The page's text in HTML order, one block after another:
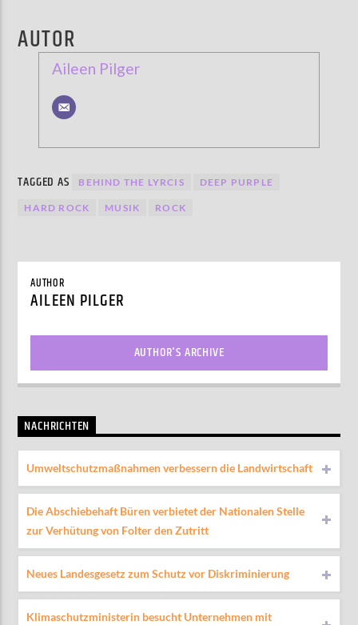
AUTOR
Aileen Pilger
TAGGED AS BEHIND THE LYRCIS DEEP PURPLE
HARD ROCK MUSIK ROCK
AUTHOR
AILEEN PILGER
AUTHOR'S ARCHIVE
NACHRICHTEN
Umweltschutzmaßnahmen verbessern die Landwirtschaft
Die Abschiebehaft Büren verbietet der Nationalen Stelle
zur Verhütung von Folter den Zutritt
Neues Landesgesetz zum Schutz vor Diskriminierung
Klimaschutzministerin besucht Unternehmen mit